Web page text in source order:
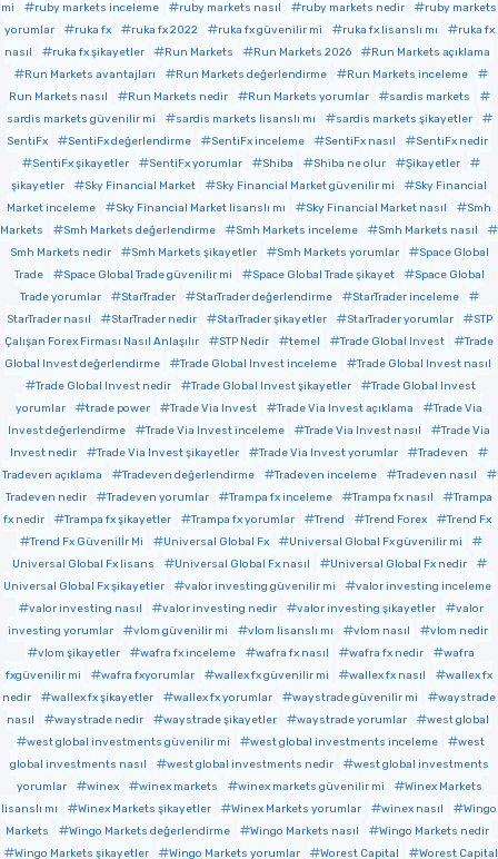
mi
ruby markets inceleme ruby markets nasıl ruby markets nedir
ruby markets
yorumlar
ruka fx ruka fx 2022 ruka fx güvenilir mi ruka fx lisanslı mı
ruka fx
nasıl
ruka fx şikayetler Run Markets Run Markets 2026
Run Markets açıklama
Run Markets avantajları
Run Markets değerlendirme
Run Markets inceleme
Run Markets nasıl
Run Markets nedir Run Markets yorumlar
sardis markets
sardis markets güvenilir mi
sardis markets lisanslı mı
sardis markets şikayetler
SentiFx
SentiFx değerlendirme SentiFx inceleme SentiFx nasıl
SentiFx nedir
SentiFx şikayetler
SentiFx yorumlar Shiba Shiba ne olur
Şikayetler
şikayetler
Sky Financial Market Sky Financial Market güvenilir mi
Sky Financial
Market inceleme
Sky Financial Market lisanslı mı Sky Financial Market nasıl
Smh
Markets
Smh Markets değerlendirme Smh Markets inceleme
Smh Markets nasıl
Smh Markets nedir
Smh Markets şikayetler Smh Markets yorumlar
Space Global
Trade
Space Global Trade güvenilir mi Space Global Trade şikayet
Space Global
Trade yorumlar
StarTrader StarTrader değerlendirme
StarTrader inceleme
StarTrader nasıl
StarTrader nedir StarTrader şikayetler StarTrader yorumlar
STP
Çalışan Forex Firması Nasıl Anlaşılır
STP Nedir temel Trade Global Invest
Trade
Global Invest değerlendirme
Trade Global Invest inceleme
Trade Global Invest nasıl
Trade Global Invest nedir
Trade Global Invest şikayetler
Trade Global Invest
yorumlar
trade power Trade Via Invest Trade Via Invest açıklama
Trade Via
Invest değerlendirme
Trade Via Invest inceleme Trade Via Invest nasıl
Trade Via
Invest nedir
Trade Via Invest şikayetler Trade Via Invest yorumlar
Tradeven
Tradeven açıklama
Tradeven değerlendirme Tradeven inceleme
Tradeven nasıl
Tradeven nedir
Tradeven yorumlar Trampa fx inceleme Trampa fx nasıl
Trampa
fx nedir
Trampa fx şikayetler Trampa fx yorumlar Trend Trend Forex
Trend Fx
Trend Fx Güvenilİr Mi
Universal Global Fx
Universal Global Fx güvenilir mi
Universal Global Fx lisans
Universal Global Fx nasıl
Universal Global Fx nedir
Universal Global Fx şikayetler
valor investing güvenilir mi
valor investing inceleme
valor investing nasıl
valor investing nedir valor investing şikayetler
valor
investing yorumlar
vlom güvenilir mi vlom lisanslı mı vlom nasıl
vlom nedir
vlom şikayetler
wafra fx inceleme wafra fx nasıl wafra fx nedir
wafra
fxgüvenilir mi
wafra fxyorumlar wallex fx güvenilir mi wallex fx nasıl
wallex fx
nedir
wallex fx şikayetler wallex fx yorumlar waystrade güvenilir mi
waystrade
nasıl
waystrade nedir waystrade şikayetler waystrade yorumlar
west global
west global investments güvenilir mi
west global investments inceleme
west
global investments nasıl
west global investments nedir
west global investments
yorumlar
winex winex markets winex markets güvenilir mi
Winex Markets
lisanslı mı
Winex Markets şikayetler Winex Markets yorumlar winex nasıl
Wingo
Markets
Wingo Markets değerlendirme Wingo Markets nasıl
Wingo Markets nedir
Wingo Markets şikayetler
Wingo Markets yorumlar Worest Capital Worest Capital